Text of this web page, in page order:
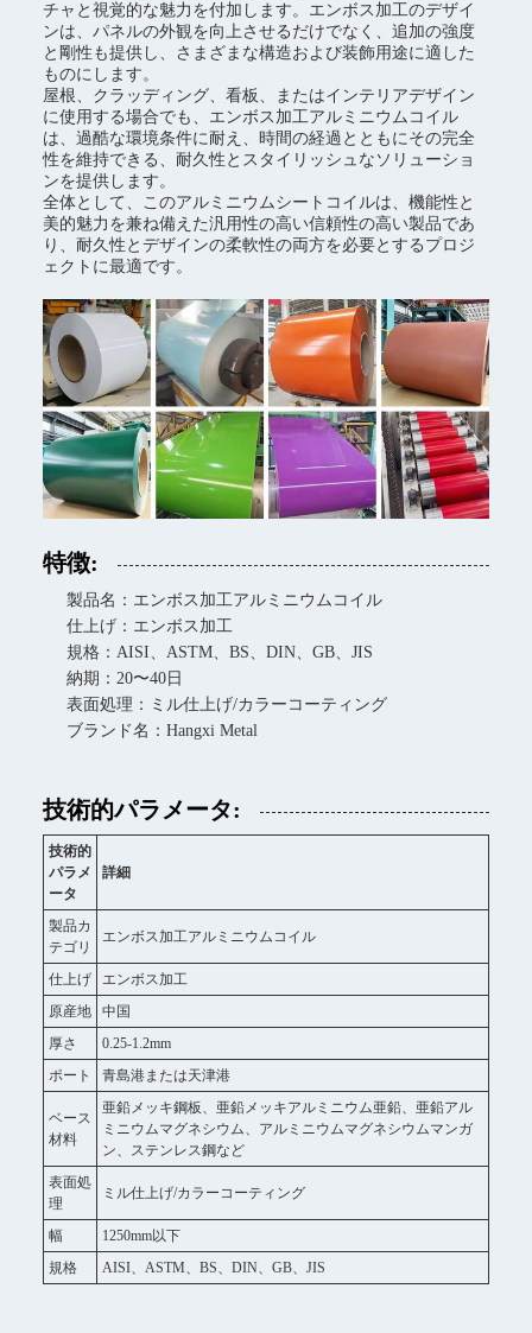
チャと視覚的な魅力を付加します。エンボス加工のデザイ
ンは、パネルの外観を向上させるだけでなく、追加の強度
と剛性も提供し、さまざまな構造および装飾用途に適した
ものにします。
屋根、クラッディング、看板、またはインテリアデザイン
に使用する場合でも、エンボス加工アルミニウムコイル
は、過酷な環境条件に耐え、時間の経過とともにその完全
性を維持できる、耐久性とスタイリッシュなソリューショ
ンを提供します。
全体として、このアルミニウムシートコイルは、機能性と
美的魅力を兼ね備えた汎用性の高い信頼性の高い製品であ
り、耐久性とデザインの柔軟性の両方を必要とするプロジ
ェクトに最適です。
特徴:
製品名：エンボス加工アルミニウムコイル
仕上げ：エンボス加工
規格：AISI、ASTM、BS、DIN、GB、JIS
納期：20〜40日
表面処理：ミル仕上げ/カラーコーティング
ブランド名：Hangxi Metal
技術的パラメータ:
技術的
パラメ
ータ
詳細
製品カ
テゴリ
エンボス加工アルミニウムコイル
仕上げ
エンボス加工
原産地
中国
厚さ
0.25-1.2mm
ポート
青島港または天津港
ベース
材料
亜鉛メッキ鋼板、亜鉛メッキアルミニウム亜鉛、亜鉛アル
ミニウムマグネシウム、アルミニウムマグネシウムマンガ
ン、ステンレス鋼など
表面処
理
ミル仕上げ/カラーコーティング
幅
1250mm以下
規格
AISI、ASTM、BS、DIN、GB、JIS